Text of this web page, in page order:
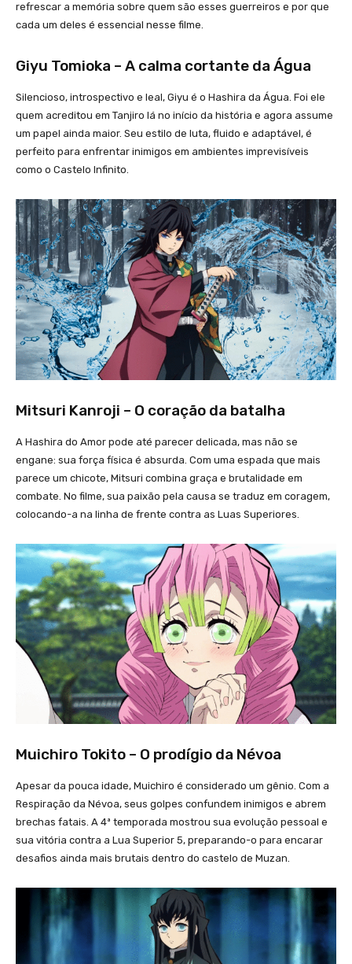
refrescar a memória sobre quem são esses guerreiros e por que
cada um deles é essencial nesse filme.
Giyu Tomioka – A calma cortante da Água
Silencioso, introspectivo e leal, Giyu é o Hashira da Água. Foi ele
quem acreditou em Tanjiro lá no início da história e agora assume
um papel ainda maior. Seu estilo de luta, fluido e adaptável, é
perfeito para enfrentar inimigos em ambientes imprevisíveis
como o Castelo Infinito.
Mitsuri Kanroji – O coração da batalha
A Hashira do Amor pode até parecer delicada, mas não se
engane: sua força física é absurda. Com uma espada que mais
parece um chicote, Mitsuri combina graça e brutalidade em
combate. No filme, sua paixão pela causa se traduz em coragem,
colocando-a na linha de frente contra as Luas Superiores.
Muichiro Tokito – O prodígio da Névoa
Apesar da pouca idade, Muichiro é considerado um gênio. Com a
Respiração da Névoa, seus golpes confundem inimigos e abrem
brechas fatais. A 4ª temporada mostrou sua evolução pessoal e
sua vitória contra a Lua Superior 5, preparando-o para encarar
desafios ainda mais brutais dentro do castelo de Muzan.